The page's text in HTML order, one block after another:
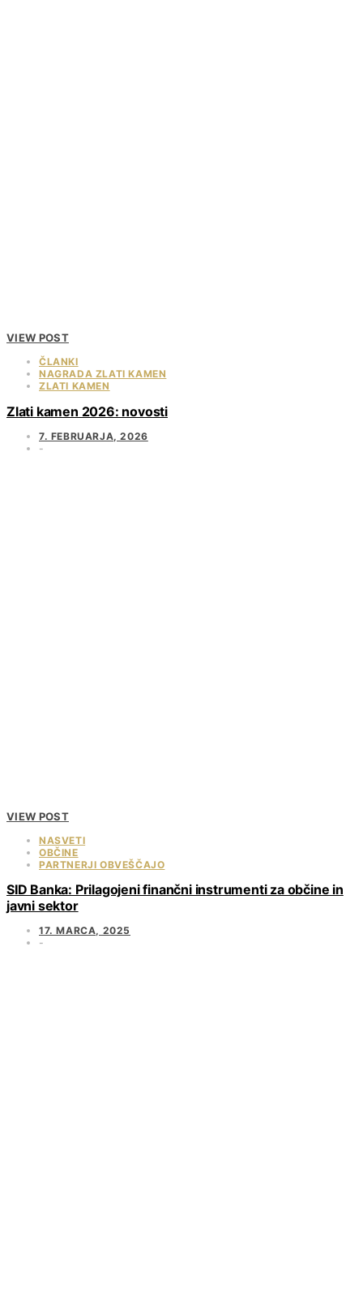
VIEW POST
ČLANKI
NAGRADA ZLATI KAMEN
ZLATI KAMEN
Zlati kamen 2026: novosti
7. FEBRUARJA, 2026
VIEW POST
NASVETI
OBČINE
PARTNERJI OBVEŠČAJO
SID Banka: Prilagojeni finančni instrumenti za občine in
javni sektor
17. MARCA, 2025